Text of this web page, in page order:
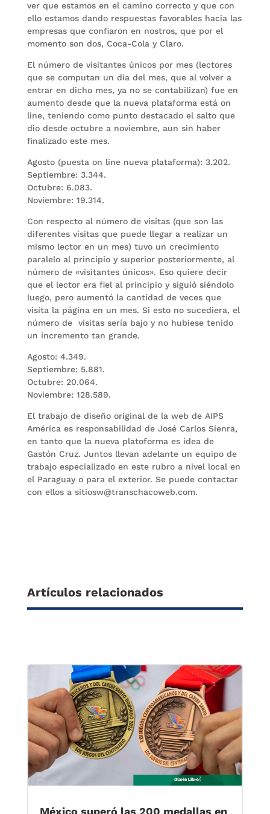
ver que estamos en el camino correcto y que con
ello estamos dando respuestas favorables hacia las
empresas que confiaron en nostros, que por el
momento son dos, Coca-Cola y Claro.
El número de visitantes únicos por mes (lectores
que se computan un día del mes, que al volver a
entrar en dicho mes, ya no se contabilizan) fue en
aumento desde que la nueva plataforma está on
line, teniendo como punto destacado el salto que
dio desde octubre a noviembre, aun sin haber
finalizado este mes.
Agosto (puesta on line nueva plataforma): 3.202.
Septiembre: 3.344.
Octubre: 6.083.
Noviembre: 19.314.
Con respecto al número de visitas (que son las
diferentes visitas que puede llegar a realizar un
mismo lector en un mes) tuvo un crecimiento
paralelo al principio y superior posteriormente, al
número de «visitantes únicos». Eso quiere decir
que el lector era fiel al principio y siguió siéndolo
luego, pero aumentó la cantidad de veces que
visita la página en un mes. Si esto no sucediera, el
número de visitas sería bajo y no hubiese tenido
un incremento tan grande.
Agosto: 4.349.
Septiembre: 5.881.
Octubre: 20.064.
Noviembre: 128.589.
El trabajo de diseño original de la web de AIPS
América es responsabilidad de José Carlos Sienra,
en tanto que la nueva platoforma es idea de
Gastón Cruz. Juntos llevan adelante un equipo de
trabajo especializado en este rubro a nivel local en
el Paraguay o para el exterior. Se puede contactar
con ellos a sitiosw@transchacoweb.com.
Artículos relacionados